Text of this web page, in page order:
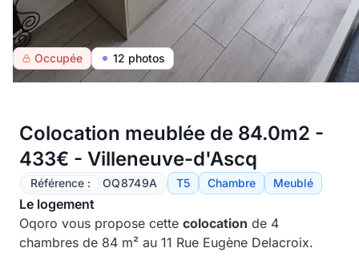
Occupée 12 photos
Colocation meublée de 84.0m2 -
433€ - Villeneuve-d'Ascq
Référence : OQ8749A T5 Chambre Meublé
Le logement
Oqoro vous propose cette colocation de 4
chambres de 84 m² au 11 Rue Eugène Delacroix.